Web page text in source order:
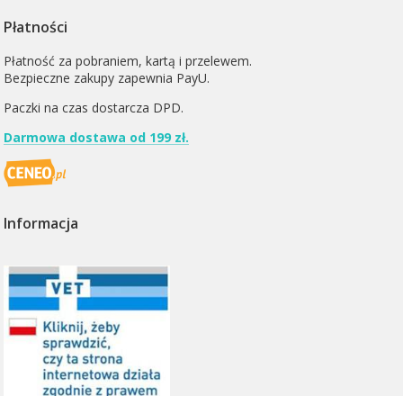
Płatności
Płatność za pobraniem, kartą i przelewem.
Bezpieczne zakupy zapewnia PayU.
Paczki na czas dostarcza DPD.
Darmowa dostawa od 199 zł.
Informacja